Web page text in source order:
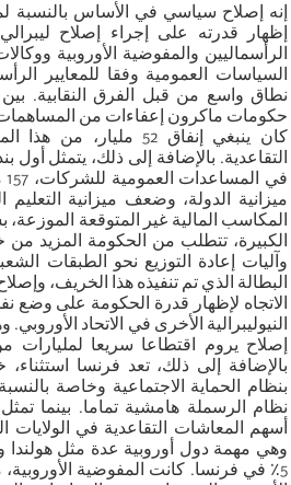
إنه إصلاح سياسي في الأساس بالنسبة
إظهار قدرته على إجراء إصلاح
الرأسماليين والمفوضية الأوروبية
السياسات العمومية وفقا للمعايير
كان ينبغي إنفاق 52
التقاعدية. بالإضافة إلى ذلك، يتمثل أول
ميزانية الدولة، وضعف ميزانية
المكاسب المالية غير المتوقعة
الكبيرة، تتطلب من الحكومة المزيد من
وآليات إعادة التوزيع نحو الطبقات
البطالة الذي تم تنفيذه هذا الخريف،
الاتجاه لإظهار قدرة الحكومة على
النيوليبرالية الأخرى في الاتحاد
إصلاح يروم اقتطاعا سريعا لمليارات
بالإضافة إلى ذلك، تعد فرنسا
بنظام الحماية الاجتماعية وخاصة
أسهم المعاشات التقاعدية في الولايات
وهي مهمة دول أوروبية عدة مثل هولندا
5٪ في فرنسا. كانت المفوضية